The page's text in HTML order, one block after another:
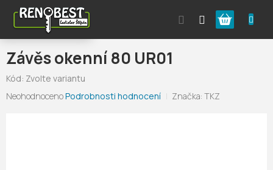
obsah
Nákupní
košík
Závěs okenní 80 UR01
Kód: Zvolte variantu
Průměrné
NeohodnocenoPodrobnosti hodnocení Značka:TKZ